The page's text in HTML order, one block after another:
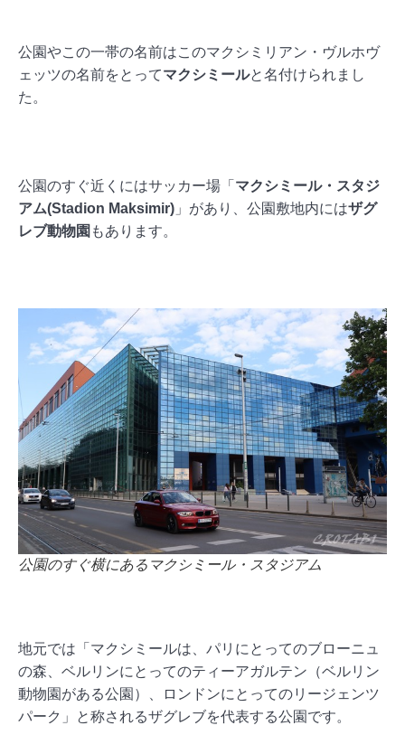
公園やこの一帯の名前はこのマクシミリアン・ヴルホヴ
ェッツの名前をとってマクシミールと名付けられまし
た。
公園のすぐ近くにはサッカー場「 マクシミール・スタジ
アム(Stadion Maksimir) 」があり、公園敷地内にはザグ
レブ動物園 もあります。
公園のすぐ横にあるマクシミール・スタジアム
地元では「マクシミールは、パリにとってのブローニュ
の森、ベルリンにとってのティーアガルテン（ベルリン
動物園がある公園）、ロンドンにとってのリージェンツ
パーク」と称されるザグレブを代表する公園です。